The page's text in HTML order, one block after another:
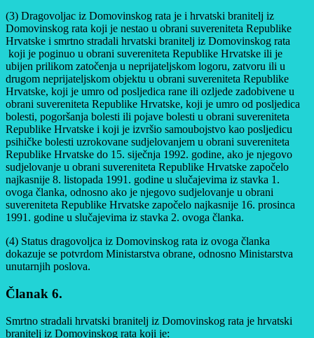
(3) Dragovoljac iz Domovinskog rata je i hrvatski branitelj iz
Domovinskog rata koji je nestao u obrani suvereniteta Republike
Hrvatske i smrtno stradali hrvatski branitelj iz Domovinskog rata
koji je poginuo u obrani suvereniteta Republike Hrvatske ili je
ubijen prilikom zatočenja u neprijateljskom logoru, zatvoru ili u
drugom neprijateljskom objektu u obrani suvereniteta Republike
Hrvatske, koji je umro od posljedica rane ili ozljede zadobivene u
obrani suvereniteta Republike Hrvatske, koji je umro od posljedica
bolesti, pogoršanja bolesti ili pojave bolesti u obrani suvereniteta
Republike Hrvatske i koji je izvršio samoubojstvo kao posljedicu
psihičke bolesti uzrokovane sudjelovanjem u obrani suvereniteta
Republike Hrvatske do 15. siječnja 1992. godine, ako je njegovo
sudjelovanje u obrani suvereniteta Republike Hrvatske započelo
najkasnije 8. listopada 1991. godine u slučajevima iz stavka 1.
ovoga članka, odnosno ako je njegovo sudjelovanje u obrani
suvereniteta Republike Hrvatske započelo najkasnije 16. prosinca
1991. godine u slučajevima iz stavka 2. ovoga članka.
(4) Status dragovoljca iz Domovinskog rata iz ovoga članka
dokazuje se potvrdom Ministarstva obrane, odnosno Ministarstva
unutarnjih poslova.
Članak 6.
Smrtno stradali hrvatski branitelj iz Domovinskog rata je hrvatski
branitelj iz Domovinskog rata koji je: